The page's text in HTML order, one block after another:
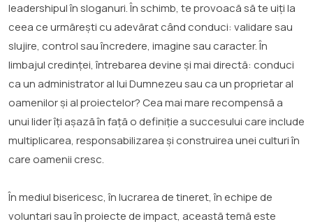
leadershipul în sloganuri. În schimb, te provoacă să te uiți la
ceea ce urmărești cu adevărat când conduci: validare sau
slujire, control sau încredere, imagine sau caracter. În
limbajul credinței, întrebarea devine și mai directă: conduci
ca un administrator al lui Dumnezeu sau ca un proprietar al
oamenilor și al proiectelor? Cea mai mare recompensă a
unui lider îți așază în față o definiție a succesului care include
multiplicarea, responsabilizarea și construirea unei culturi în
care oamenii cresc.
În mediul bisericesc, în lucrarea de tineret, în echipe de
voluntari sau în proiecte de impact, această temă este